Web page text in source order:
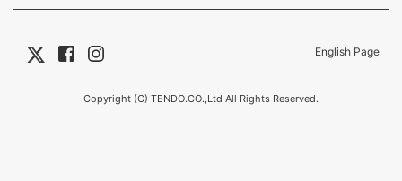
English Page
Copyright (C) TENDO.CO.,Ltd All Rights Reserved.